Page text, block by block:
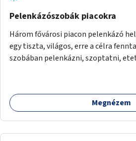
Pelenkázószobák piacokra
Három fővárosi piacon pelenkázó
egy tiszta, világos, erre a célra
szobában pelenkázni, szoptatni,
Megnézem